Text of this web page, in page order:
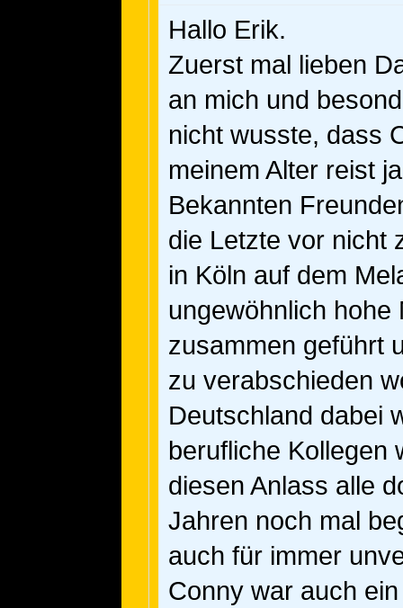
Hallo Erik.
Zuerst mal lieben
an mich und
nicht wusste, dass
meinem Alter reist
Bekannten
die Letzte vor nicht
in Köln auf dem
ungewöhnlich hohe
zusammen geführt
zu verabschieden
Deutschland dabei
berufliche Kollegen
diesen Anlass alle
Jahren noch mal
auch für immer
Conny war auch